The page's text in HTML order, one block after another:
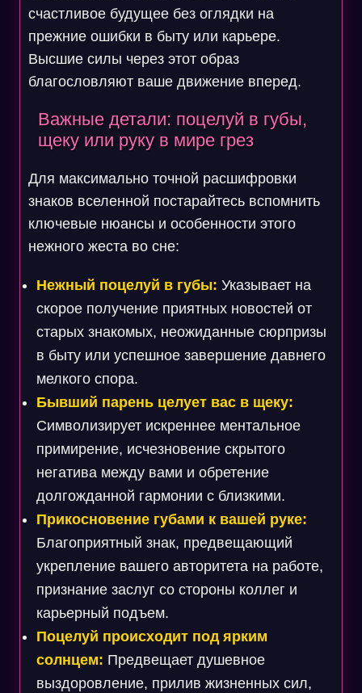
счастливое будущее без оглядки на
прежние ошибки в быту или карьере.
Высшие силы через этот образ
благословляют ваше движение вперед.
Важные детали: поцелуй в губы,
щеку или руку в мире грез
Для максимально точной расшифровки
знаков вселенной постарайтесь вспомнить
ключевые нюансы и особенности этого
нежного жеста во сне:
Нежный поцелуй в губы: Указывает на
скорое получение приятных новостей от
старых знакомых, неожиданные сюрпризы
в быту или успешное завершение давнего
мелкого спора.
Бывший парень целует вас в щеку:
Символизирует искреннее ментальное
примирение, исчезновение скрытого
негатива между вами и обретение
долгожданной гармонии с близкими.
Прикосновение губами к вашей руке:
Благоприятный знак, предвещающий
укрепление вашего авторитета на работе,
признание заслуг со стороны коллег и
карьерный подъем.
Поцелуй происходит под ярким
солнцем: Предвещает душевное
выздоровление, прилив жизненных сил,